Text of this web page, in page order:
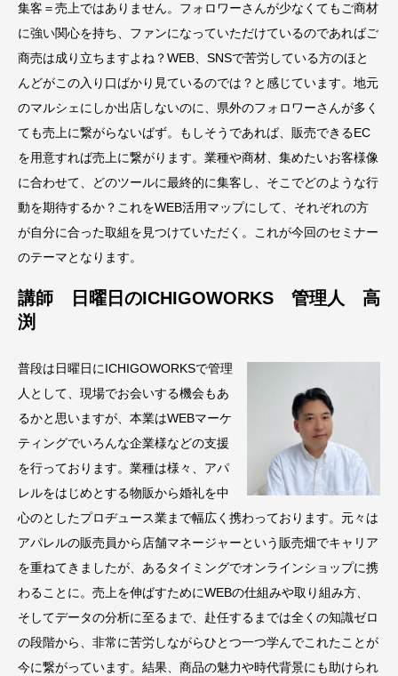
集客＝売上ではありません。フォロワーさんが少なくてもご商材
に強い関心を持ち、ファンになっていただけているのであればご
商売は成り立ちますよね？WEB、SNSで苦労している方のほと
んどがこの入り口ばかり見ているのでは？と感じています。地元
のマルシェにしか出店しないのに、県外のフォロワーさんが多く
ても売上に繋がらないばず。もしそうであれば、販売できるEC
を用意すれば売上に繋がります。業種や商材、集めたいお客様像
に合わせて、どのツールに最終的に集客し、そこでどのような行
動を期待するか？これをWEB活用マップにして、それぞれの方
が自分に合った取組を見つけていただく。これが今回のセミナー
のテーマとなります。
講師 日曜日のICHIGOWORKS 管理人 高
渕
普段は日曜日にICHIGOWORKSで管理
人として、現場でお会いする機会もあ
るかと思いますが、本業はWEBマーケ
ティングでいろんな企業様などの支援
を行っております。業種は様々、アパ
レルをはじめとする物販から婚礼を中
心のとしたプロヂュース業まで幅広く携わっております。元々は
アパレルの販売員から店舗マネージャーという販売畑でキャリア
を重ねてきましたが、あるタイミングでオンラインショップに携
わることに。売上を伸ばすためにWEBの仕組みや取り組み方、
そしてデータの分析に至るまで、赴任するまでは全くの知識ゼロ
の段階から、非常に苦労しながらひとつ一つ学んでこれたことが
今に繋がっています。結果、商品の魅力や時代背景にも助けられ